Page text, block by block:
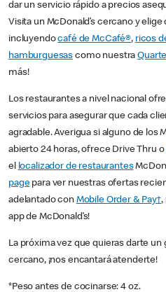
dar un servicio rápido a precios
Visita un McDonald’s cercano y elige
incluyendocafé de McCafé®, ricos
hamburguesas como nuestra
más!
Los restaurantes a nivel nacional
servicios para asegurar que cada
agradable. Averigua si alguno de los
abierto 24 horas, ofrece Drive Thru o
el localizador de restaurantes
pagepara ver nuestras ofertas
adelantado con Mobile Order & Pay†,
app de McDonald’s!
La próxima vez que quieras darte un
cercano, ¡nos encantará atenderte!
*Peso antes de cocinarse: 4 oz.